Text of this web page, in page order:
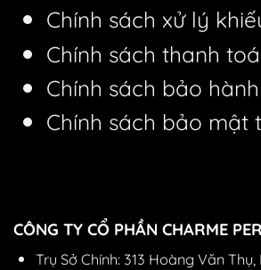
Chính sách xử lý
Chính sách thanh
Chính sách bảo hành
Chính sách bảo mật
CÔNG TY CỔ PHẦN CHARME
Trụ Sở Chính: 313 Hoàng Văn Thụ,